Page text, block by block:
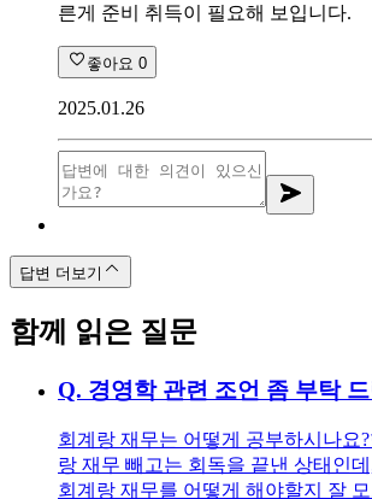
른게 준비 취득이 필요해 보입니다.
좋아요 0
2025.01.26
답변 더보기
함께 읽은 질문
Q. 경영학 관련 조언 좀 부탁
회계랑 재무는 어떻게 공부하시나요?
랑 재무 빼고는 회독을 끝낸 상태인
회계랑 재무를 어떻게 해야할지 잘